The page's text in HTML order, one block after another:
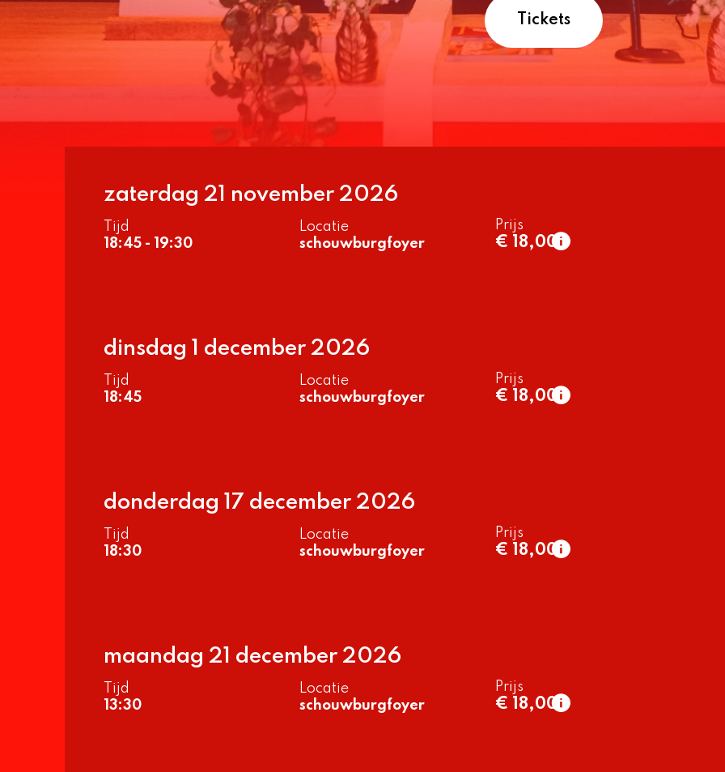
Tickets
zaterdag 21 november 2026
Tijd
18:45 - 19:30
Locatie
schouwburgfoyer
Prijs
€ 18,00
dinsdag 1 december 2026
Tijd
18:45
Locatie
schouwburgfoyer
Prijs
€ 18,00
donderdag 17 december 2026
Tijd
18:30
Locatie
schouwburgfoyer
Prijs
€ 18,00
maandag 21 december 2026
Tijd
13:30
Locatie
schouwburgfoyer
Prijs
€ 18,00